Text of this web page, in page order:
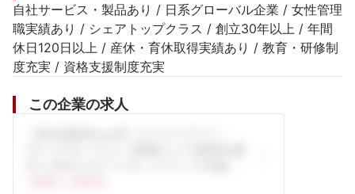
自社サービス・製品あり / 日系グローバル企業 / 女性管理
職実績あり / シェアトップクラス / 創立30年以上 / 年間
休日120日以上 / 産休・育休取得実績あり / 教育・研修制
度充実 / 資格支援制度充実
この企業の求人